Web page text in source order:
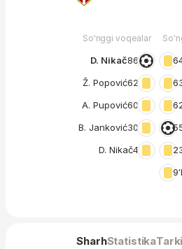
So'nggi voqealar
D. Nikač86′
Ž. Popović62′
A. Pupović60′
B. Janković30′
D. Nikač4′
9′
SharhStatistika